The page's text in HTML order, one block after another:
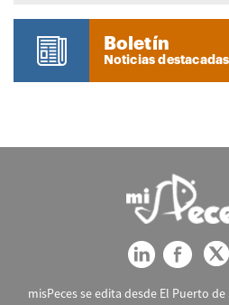
Boletín
Noticias
misPeces se edita desde El Puerto de